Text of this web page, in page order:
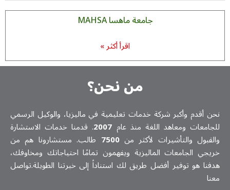
جامعة ماهسا MAHSA
اقرأ أكثر »
من نحن؟
نحن أقدم وأكبر شركة خدمات تعلیمیة في ماليزيا، والوكيل الرسمي
للجامعات ومعاهد اللغة منذ عام 2007. قدمنا خدمات الاستشارة
والقبول والتأشيرات لأكثر من7500 طالب. مستشارونا هم من
خريجي الجامعات الماليزية ويفهمون تمامًا احتياجاتك ومخاوفك،
هدفنا هو توفير أفضل طريق لك استناداً إلى خبرتنا الطويلة.تواصل
معنا